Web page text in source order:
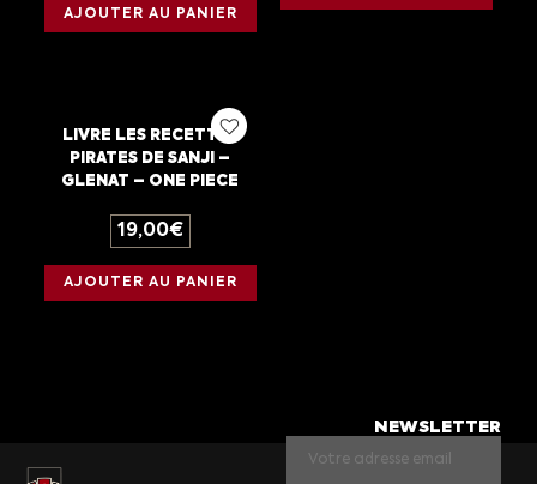
AJOUTER AU PANIER
LIVRE LES RECETTES
PIRATES DE SANJI –
GLENAT – ONE PIECE
19,00€
AJOUTER AU PANIER
NEWSLETTER